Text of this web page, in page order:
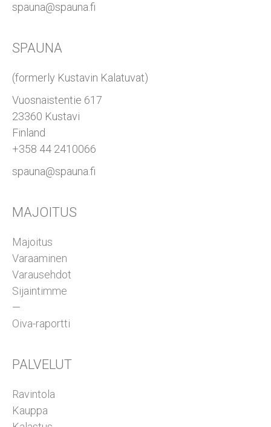
spauna@spauna.fi
SPAUNA
(formerly Kustavin Kalatuvat)
Vuosnaistentie 617
23360 Kustavi
Finland
+358 44 2410066
spauna@spauna.fi
MAJOITUS
Majoitus
Varaaminen
Varausehdot
Sijaintimme
—
Oiva-raportti
PALVELUT
Ravintola
Kauppa